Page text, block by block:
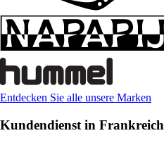
Entdecken Sie alle unsere Marken
Kundendienst in Frankreich